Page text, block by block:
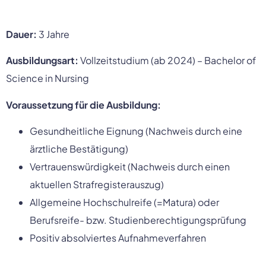
Dauer: 3 Jahre
Ausbildungsart: Vollzeitstudium (ab 2024) – Bachelor of
Science in Nursing
Voraussetzung für die Ausbildung:
Gesundheitliche Eignung (Nachweis durch eine
ärztliche Bestätigung)
Vertrauenswürdigkeit (Nachweis durch einen
aktuellen Strafregisterauszug)
Allgemeine Hochschulreife (=Matura) oder
Berufsreife- bzw. Studienberechtigungsprüfung
Positiv absolviertes Aufnahmeverfahren